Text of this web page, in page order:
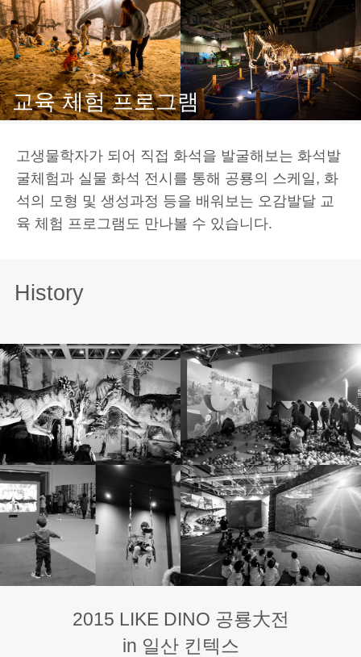
교육 체험 프로그램
고생물학자가 되어 직접 화석을 발굴해보는 화석발
굴체험과 실물 화석 전시를 통해 공룡의 스케일, 화
석의 모형 및 생성과정 등을 배워보는 오감발달 교
육 체험 프로그램도 만나볼 수 있습니다.
History
2015 LIKE DINO 공룡大전
in 일산 킨텍스